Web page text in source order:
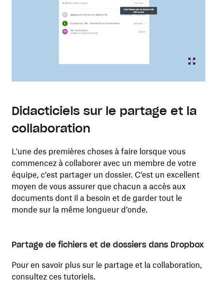
Didacticiels sur le partage et la
collaboration
L'une des premières choses à faire lorsque vous
commencez à collaborer avec un membre de votre
équipe, c'est partager un dossier. C’est un excellent
moyen de vous assurer que chacun a accès aux
documents dont il a besoin et de garder tout le
monde sur la même longueur d’onde.
Partage de fichiers et de dossiers dans Dropbox
Pour en savoir plus sur le partage et la collaboration,
consultez ces tutoriels.